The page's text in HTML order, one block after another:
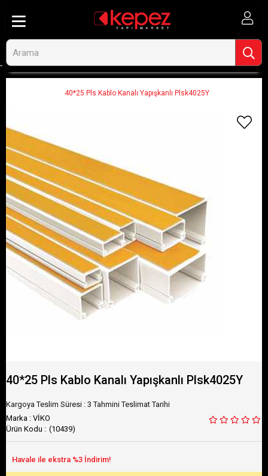
40*25 Pls Kablo Kanalı Yapışkanlı Plsk4025Y
40*25 Pls Kablo Kanalı Yapışkanlı Plsk4025Y
Kargoya Teslim Süresi : 3 Tahmini Teslimat Tarihi
Marka : VİKO
(10439)